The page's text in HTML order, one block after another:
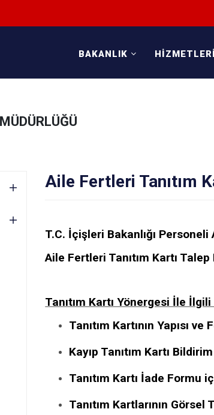
BAKANLIK
Aile Fertleri Tanıtım
T.C. İçişleri Bakanlığı
Aile Fertleri Tanıtım Kartı Talep
Tanıtım Kartı Yönergesi İle
Tanıtım Kartının Yapısı
Kayıp Tanıtım Kartı
Tanıtım Kartı İade Formu
Tanıtım Kartlarının